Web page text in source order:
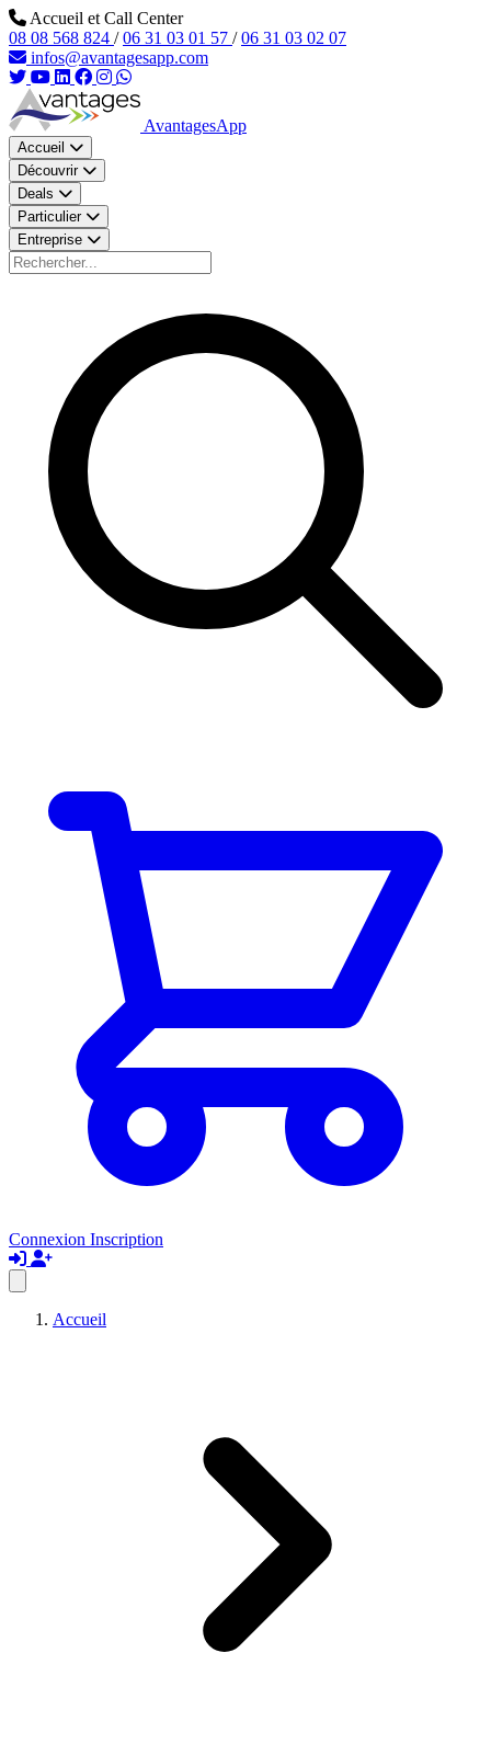
Aller au contenu principal
Accueil et Call Center
08 08 568 824 / 06 31 03 01 57 / 06 31 03 02 07
infos@avantagesapp.com
AvantagesApp
Accueil
Découvrir
Deals
Particulier
Entreprise
Connexion Inscription
Accueil